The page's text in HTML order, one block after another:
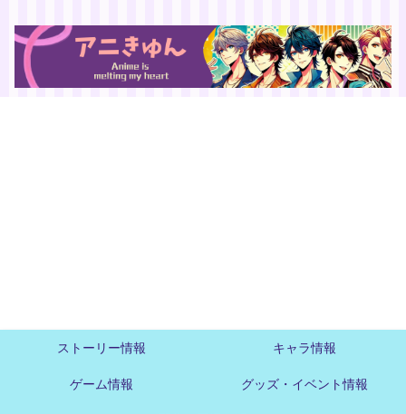
ストーリー情報 キャラ情報
ゲーム情報 グッズ・イベント情報